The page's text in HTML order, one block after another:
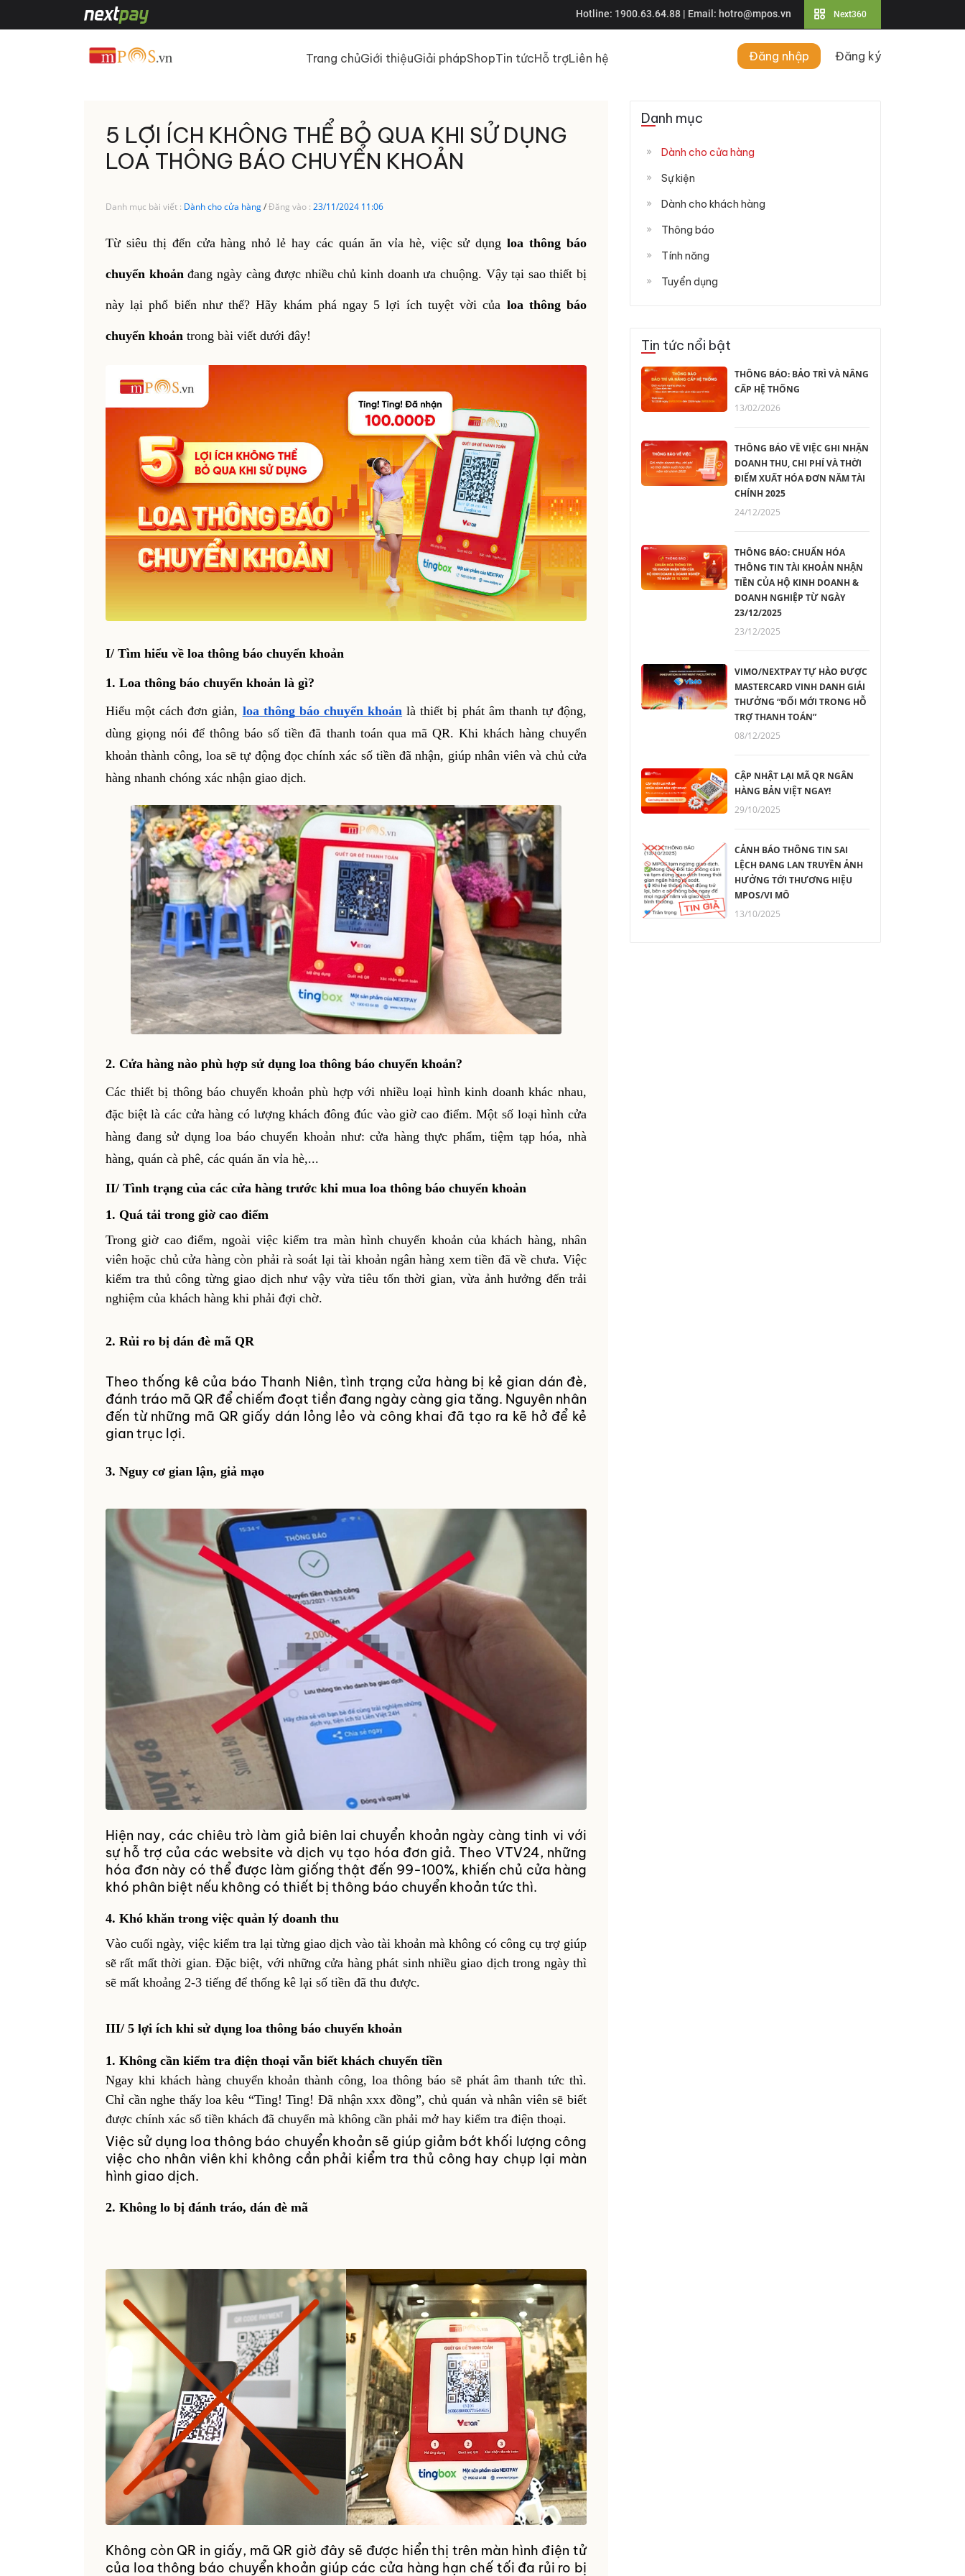
Hotline: 1900.63.64.88 | Email: hotro@mpos.vn Next360
Trang chủGiới thiệuGiải phápShopTin tứcHỗ trợLiên hệ Đăng nhập Đăng ký
5 LỢI ÍCH KHÔNG THỂ BỎ QUA KHI SỬ DỤNG
LOA THÔNG BÁO CHUYỂN KHOẢN
Danh mục bài viết : Dành cho cửa hàng/Đăng vào : 23/11/2024 11:06
Từ siêu thị đến cửa hàng nhỏ lẻ hay các quán ăn vỉa hè, việc sử dụng loa thông báo
chuyển khoản đang ngày càng được nhiều chủ kinh doanh ưa chuộng. Vậy tại sao thiết bị
này lại phổ biến như thế? Hãy khám phá ngay 5 lợi ích tuyệt vời của loa thông báo
chuyển khoản trong bài viết dưới đây!
I/ Tìm hiểu về loa thông báo chuyển khoản
1. Loa thông báo chuyển khoản là gì?
Hiểu một cách đơn giản, loa thông báo chuyển khoản là thiết bị phát âm thanh tự động,
dùng giọng nói để thông báo số tiền đã thanh toán qua mã QR. Khi khách hàng chuyển
khoản thành công, loa sẽ tự động đọc chính xác số tiền đã nhận, giúp nhân viên và chủ cửa
hàng nhanh chóng xác nhận giao dịch.
2. Cửa hàng nào phù hợp sử dụng loa thông báo chuyển khoản?
Các thiết bị thông báo chuyển khoản phù hợp với nhiều loại hình kinh doanh khác nhau,
đặc biệt là các cửa hàng có lượng khách đông đúc vào giờ cao điểm. Một số loại hình cửa
hàng đang sử dụng loa báo chuyển khoản như: cửa hàng thực phẩm, tiệm tạp hóa, nhà
hàng, quán cà phê, các quán ăn vỉa hè,...
II/ Tình trạng của các cửa hàng trước khi mua loa thông báo chuyển khoản
1. Quá tải trong giờ cao điểm
Trong giờ cao điểm, ngoài việc kiểm tra màn hình chuyển khoản của khách hàng, nhân
viên hoặc chủ cửa hàng còn phải rà soát lại tài khoản ngân hàng xem tiền đã về chưa. Việc
kiểm tra thủ công từng giao dịch như vậy vừa tiêu tốn thời gian, vừa ảnh hưởng đến trải
nghiệm của khách hàng khi phải đợi chờ.
2. Rủi ro bị dán đè mã QR
Theo thống kê của báo Thanh Niên, tình trạng cửa hàng bị kẻ gian dán đè,
đánh tráo mã QR để chiếm đoạt tiền đang ngày càng gia tăng. Nguyên nhân
đến từ những mã QR giấy dán lỏng lẻo và công khai đã tạo ra kẽ hở để kẻ
gian trục lợi.
3. Nguy cơ gian lận, giả mạo
Hiện nay, các chiêu trò làm giả biên lai chuyển khoản ngày càng tinh vi với
sự hỗ trợ của các website và dịch vụ tạo hóa đơn giả. Theo VTV24, những
hóa đơn này có thể được làm giống thật đến 99-100%, khiến chủ cửa hàng
khó phân biệt nếu không có thiết bị thông báo chuyển khoản tức thì.
4. Khó khăn trong việc quản lý doanh thu
Vào cuối ngày, việc kiểm tra lại từng giao dịch vào tài khoản mà không có công cụ trợ giúp
sẽ rất mất thời gian. Đặc biệt, với những cửa hàng phát sinh nhiều giao dịch trong ngày thì
sẽ mất khoảng 2-3 tiếng để thống kê lại số tiền đã thu được.
III/ 5 lợi ích khi sử dụng loa thông báo chuyển khoản
1. Không cần kiểm tra điện thoại vẫn biết khách chuyển tiền
Ngay khi khách hàng chuyển khoản thành công, loa thông báo sẽ phát âm thanh tức thì.
Chỉ cần nghe thấy loa kêu “Ting! Ting! Đã nhận xxx đồng”, chủ quán và nhân viên sẽ biết
được chính xác số tiền khách đã chuyển mà không cần phải mở hay kiểm tra điện thoại.
Việc sử dụng loa thông báo chuyển khoản sẽ giúp giảm bớt khối lượng công
việc cho nhân viên khi không cần phải kiểm tra thủ công hay chụp lại màn
hình giao dịch.
2. Không lo bị đánh tráo, dán đè mã
Không còn QR in giấy, mã QR giờ đây sẽ được hiển thị trên màn hình điện tử
của loa thông báo chuyển khoản giúp các cửa hàng hạn chế tối đa rủi ro bị
Danh mục
Dành cho cửa hàng
Sự kiện
Dành cho khách hàng
Thông báo
Tính năng
Tuyển dụng
Tin tức nổi bật
THÔNG BÁO: BẢO TRÌ VÀ NÂNG
CẤP HỆ THỐNG
13/02/2026
THÔNG BÁO VỀ VIỆC GHI NHẬN
DOANH THU, CHI PHÍ VÀ THỜI
ĐIỂM XUẤT HÓA ĐƠN NĂM TÀI
CHÍNH 2025
24/12/2025
THÔNG BÁO: CHUẨN HÓA
THÔNG TIN TÀI KHOẢN NHẬN
TIỀN CỦA HỘ KINH DOANH &
DOANH NGHIỆP TỪ NGÀY
23/12/2025
23/12/2025
VIMO/NEXTPAY TỰ HÀO ĐƯỢC
MASTERCARD VINH DANH GIẢI
THƯỞNG “ĐỔI MỚI TRONG HỖ
TRỢ THANH TOÁN”
08/12/2025
CẬP NHẬT LẠI MÃ QR NGÂN
HÀNG BẢN VIỆT NGAY!
29/10/2025
CẢNH BÁO THÔNG TIN SAI
LỆCH ĐANG LAN TRUYỀN ẢNH
HƯỞNG TỚI THƯƠNG HIỆU
MPOS/VI MÔ
13/10/2025